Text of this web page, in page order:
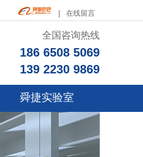
在线留言
全国咨询热线
186 6508 5069
139 2230 9869
舜捷实验室